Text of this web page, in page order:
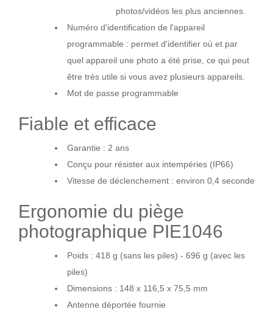
photos/vidéos les plus anciennes.
Numéro d'identification de l'appareil
programmable : permet d'identifier où et par
quel appareil une photo a été prise, ce qui peut
être très utile si vous avez plusieurs appareils.
Mot de passe programmable
Fiable et efficace
Garantie : 2 ans
Conçu pour résister aux intempéries (IP66)
Vitesse de déclenchement : environ 0,4 seconde
Ergonomie du piège
photographique PIE1046
Poids : 418 g (sans les piles) - 696 g (avec les
piles)
Dimensions : 148 x 116,5 x 75,5 mm
Antenne déportée fournie